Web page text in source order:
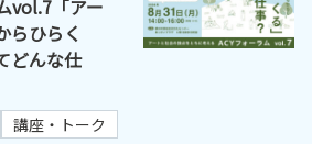
vol.7「アー
らひらく
どんな仕
講座・トーク